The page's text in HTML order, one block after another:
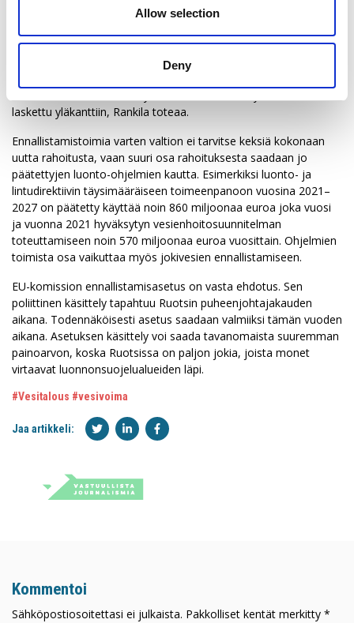
Allow selection
Deny
— Sisävedet tunnetaan huonosti Suomessa ja toisaalta EU-
komission rajaus on vielä epäselvä. Ikivanhojen vesistöesteiden
laskettu yläkanttiin, Rankila toteaa.
Ennallistamistoimia varten valtion ei tarvitse keksiä kokonaan
uutta rahoitusta, vaan suuri osa rahoituksesta saadaan jo
päätettyjen luonto-ohjelmien kautta. Esimerkiksi luonto- ja
lintudirektiivin täysimääräiseen toimeenpanoon vuosina 2021–
2027 on päätetty käyttää noin 860 miljoonaa euroa joka vuosi
ja vuonna 2021 hyväksytyn vesienhoitosuunnitelman
toteuttamiseen noin 570 miljoonaa euroa vuosittain. Ohjelmien
toimista osa vaikuttaa myös jokivesien ennallistamiseen.
EU-komission ennallistamisasetus on vasta ehdotus. Sen
poliittinen käsittely tapahtuu Ruotsin puheenjohtajakauden
aikana. Todennäköisesti asetus saadaan valmiiksi tämän vuoden
aikana. Asetuksen käsittely voi saada tavanomaista suuremman
painoarvon, koska Ruotsissa on paljon jokia, joista monet
virtaavat luonnonsuojelualueiden läpi.
#Vesitalous #vesivoima
Jaa artikkeli:
Kommentoi
Sähköpostiosoitettasi ei julkaista. Pakkolliset kentät merkitty *